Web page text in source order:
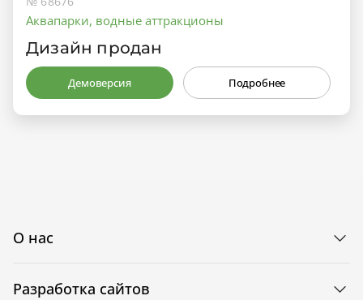
Аквапарки, водные аттракционы
Дизайн продан
Демоверсия Подробнее
О нас
Разработка сайтов